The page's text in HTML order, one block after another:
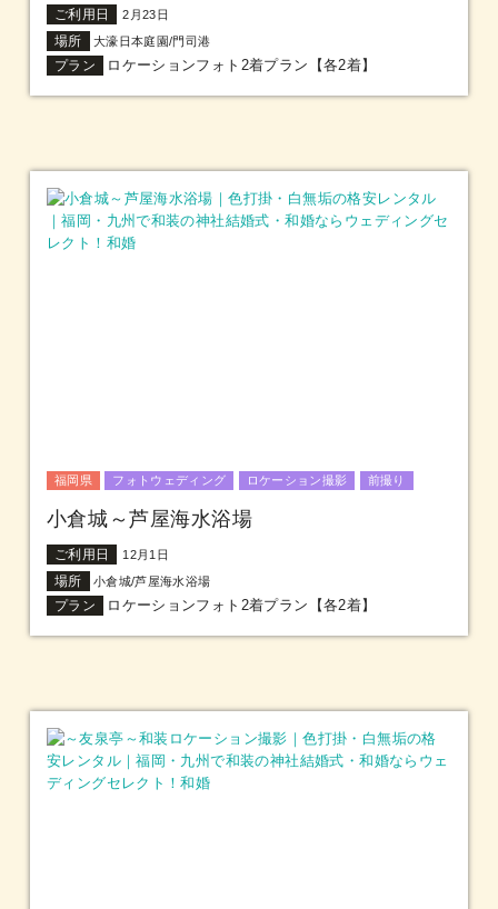
ご利用日 2月23日
場所 大濠日本庭園/門司港
プラン ロケーションフォト2着プラン【各2着】
福岡県 フォトウェディング ロケーション撮影 前撮り
小倉城～芦屋海水浴場
ご利用日 12月1日
場所 小倉城/芦屋海水浴場
プラン ロケーションフォト2着プラン【各2着】